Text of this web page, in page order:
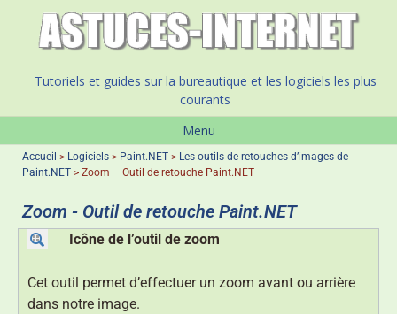
Tutoriels et guides sur la bureautique et les logiciels les plus
courants
Menu
Accueil > Logiciels > Paint.NET > Les outils de retouches d’images de
Paint.NET > Zoom – Outil de retouche Paint.NET
Zoom - Outil de retouche Paint.NET
Icône de l’outil de zoom
Cet outil permet d’effectuer un zoom avant ou arrière
dans notre image.